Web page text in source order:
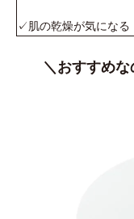
✓肌の乾燥が気になる
＼おすすめ